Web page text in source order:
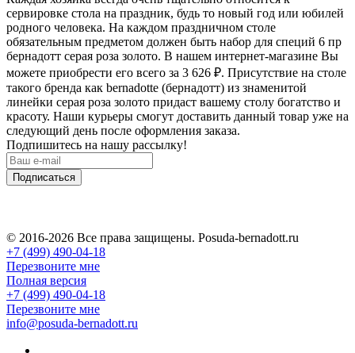
сервировке стола на праздник, будь то новый год или юбилей
родного человека. На каждом праздничном столе
обязательным предметом должен быть набор для специй 6 пр
бернадотт серая роза золото. В нашем интернет-магазине Вы
можете приобрести его всего за 3 626 ₽. Присутствие на столе
такого бренда как bernadotte (бернадотт) из знаменитой
линейки серая роза золото придаст вашему столу богатство и
красоту. Наши курьеры смогут доставить данный товар уже на
следующий день после оформления заказа.
Подпишитесь на нашу рассылку!
Подписаться
© 2016-2026 Все права защищены. Posuda-bernadott.ru
+7 (499) 490-04-18
Перезвоните мне
Полная версия
+7 (499) 490-04-18
Перезвоните мне
info@posuda-bernadott.ru